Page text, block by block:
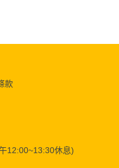
款
12:00~13:30休息)